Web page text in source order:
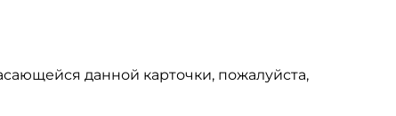
данной карточки, пожалуйста,